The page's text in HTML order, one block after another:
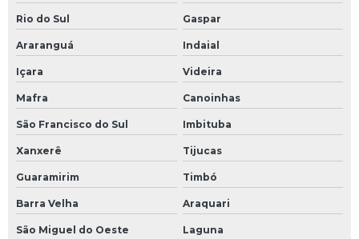
Levantamento para usucapião
Levantamentos topográficos planialtimétricos
Licença ambiental de operação corretiva
Licenciamento ambiental de empreendimentos
Licenciamento ambiental de mineração
Licenciamento ambiental empresas
Licenciamento ambiental loteamento
Rio do Sul Gaspar
Araranguá Indaial
Içara Videira
Mafra Canoinhas
São Francisco do Sul Imbituba
Xanxerê Tijucas
Guaramirim Timbó
Barra Velha Araquari
São Miguel do Oeste Laguna